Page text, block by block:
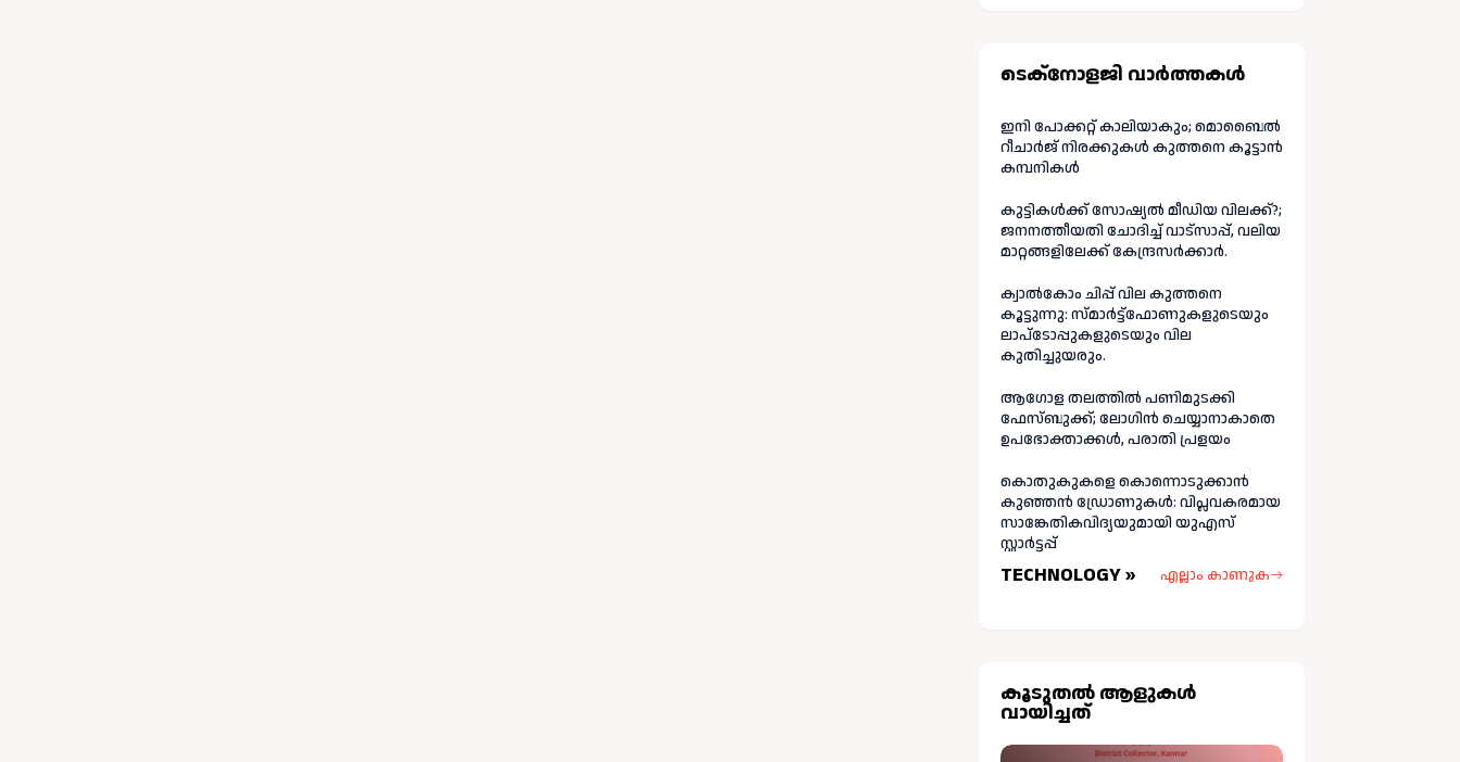
ടെക്നോളജി വാർത്തകള്‍
ഇനി പോക്കറ്റ് കാലിയാകും; മൊബൈൽ
റീചാർജ് നിരക്കുകൾ കുത്തനെ കൂട്ടാൻ
കമ്പനികൾ
കുട്ടികൾക്ക് സോഷ്യൽ മീഡിയ വിലക്ക്?;
ജനനത്തീയതി ചോദിച്ച് വാട്‌സാപ്പ്, വലിയ
മാറ്റങ്ങളിലേക്ക് കേന്ദ്രസർക്കാർ.
ക്വാൽകോം ചിപ്പ് വില കുത്തനെ
കൂട്ടുന്നു: സ്മാർട്ട്ഫോണുകളുടെയും
ലാപ്ടോപ്പുകളുടെയും വില
കുതിച്ചുയരും.
ആഗോള തലത്തിൽ പണിമുടക്കി
ഫേസ്ബുക്ക്; ലോഗിന്‍ ചെയ്യാനാകാതെ
ഉപഭോക്താക്കള്‍, പരാതി പ്രളയം
കൊതുകുകളെ കൊന്നൊടുക്കാൻ
കുഞ്ഞൻ ഡ്രോണുകൾ: വിപ്ലവകരമായ
സാങ്കേതികവിദ്യയുമായി യുഎസ്
സ്റ്റാർട്ടപ്പ്
TECHNOLOGY » എല്ലാം കാണുക
കൂടുതല്‍ ആളുകള്‍
വായിച്ചത്